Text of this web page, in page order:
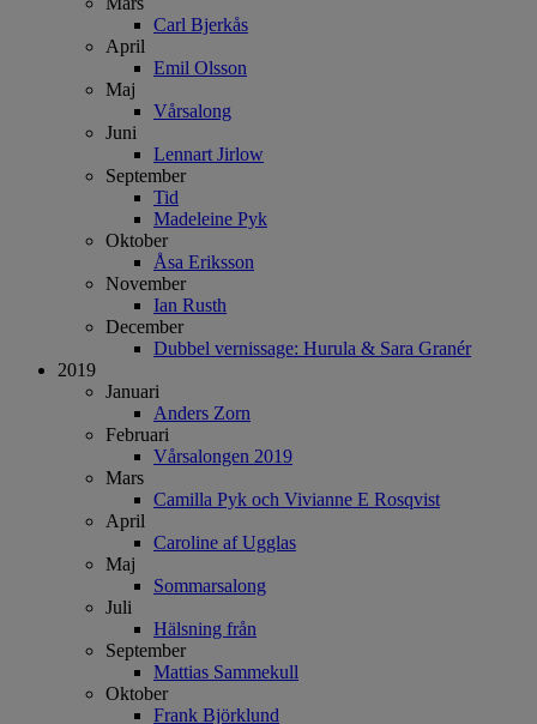
Carl Bjerkås
April
Emil Olsson
Maj
Vårsalong
Juni
Lennart Jirlow
September
Tid
Madeleine Pyk
Oktober
Åsa Eriksson
November
Ian Rusth
December
Dubbel vernissage: Hurula & Sara Granér
2019
Januari
Anders Zorn
Februari
Vårsalongen 2019
Mars
Camilla Pyk och Vivianne E Rosqvist
April
Caroline af Ugglas
Maj
Sommarsalong
Juli
Hälsning från
September
Mattias Sammekull
Oktober
Frank Björklund